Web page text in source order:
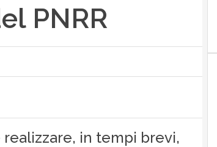
PNRR
in tempi brevi,